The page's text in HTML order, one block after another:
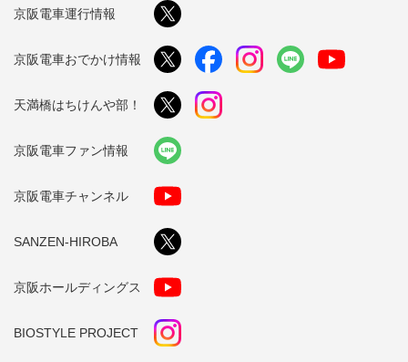
京阪電車運行情報
京阪電車おでかけ情報
天満橋はちけんや部！
京阪電車ファン情報
京阪電車チャンネル
SANZEN-HIROBA
京阪ホールディングス
BIOSTYLE PROJECT